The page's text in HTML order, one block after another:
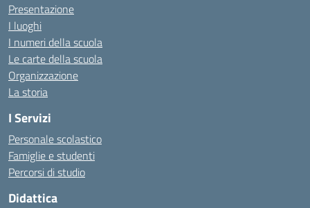
Presentazione
I luoghi
I numeri della scuola
Le carte della scuola
Organizzazione
La storia
I Servizi
Personale scolastico
Famiglie e studenti
Percorsi di studio
Didattica